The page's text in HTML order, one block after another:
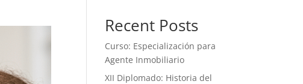
Recent Posts
Curso: Especialización para
Agente Inmobiliario
XII Diplomado: Historia del